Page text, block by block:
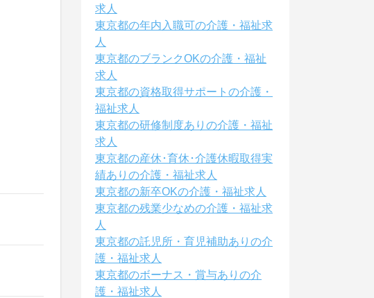
求人
東京都の年内入職可の介護・福祉求
人
東京都のブランクOKの介護・福祉
求人
東京都の資格取得サポートの介護・
福祉求人
東京都の研修制度ありの介護・福祉
求人
東京都の産休･育休･介護休暇取得実
績ありの介護・福祉求人
東京都の新卒OKの介護・福祉求人
東京都の残業少なめの介護・福祉求
人
東京都の託児所・育児補助ありの介
護・福祉求人
東京都のボーナス・賞与ありの介
護・福祉求人